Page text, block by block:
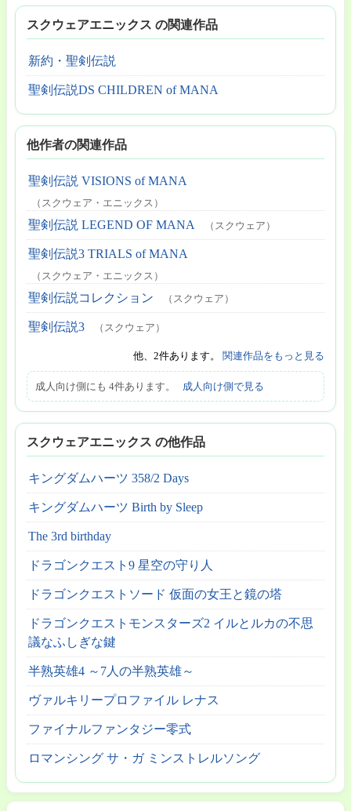
スクウェアエニックス の関連作品
新約・聖剣伝説
聖剣伝説DS CHILDREN of MANA
他作者の関連作品
聖剣伝説 VISIONS of MANA
（スクウェア・エニックス）
聖剣伝説 LEGEND OF MANA （スクウェア）
聖剣伝説3 TRIALS of MANA
（スクウェア・エニックス）
聖剣伝説コレクション （スクウェア）
聖剣伝説3 （スクウェア）
他、2件あります。 関連作品をもっと見る
成人向け側にも 4件あります。 成人向け側で見る
スクウェアエニックス の他作品
キングダムハーツ 358/2 Days
キングダムハーツ Birth by Sleep
The 3rd birthday
ドラゴンクエスト9 星空の守り人
ドラゴンクエストソード 仮面の女王と鏡の塔
ドラゴンクエストモンスターズ2 イルとルカの不思
議なふしぎな鍵
半熟英雄4 ～7人の半熟英雄～
ヴァルキリープロファイル レナス
ファイナルファンタジー零式
ロマンシング サ・ガ ミンストレルソング